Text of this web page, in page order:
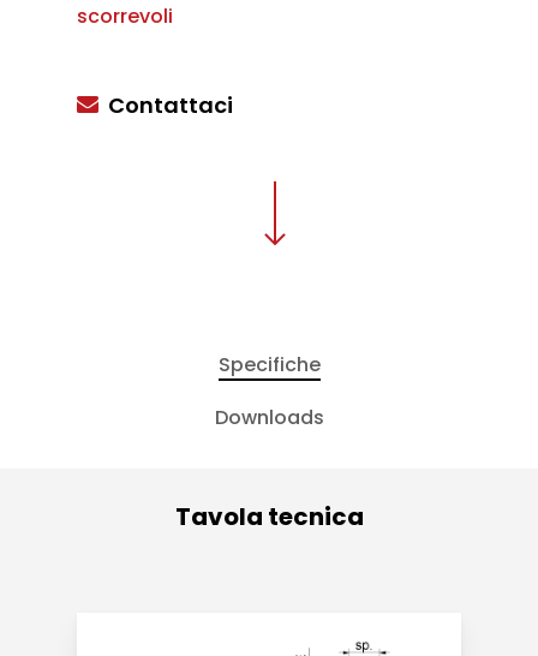
scorrevoli
Contattaci
Specifiche
Downloads
Tavola tecnica